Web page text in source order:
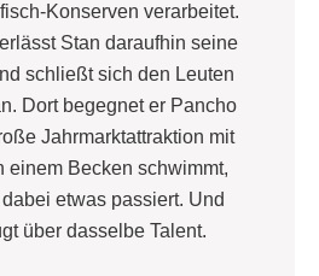
Konserven verarbeitet.
Stan daraufhin seine
schließt sich den Leuten
Dort begegnet er Pancho
Jahr­marktattraktion mit
einem Becken schwimmt,
etwas passiert. Und
über dasselbe Talent.